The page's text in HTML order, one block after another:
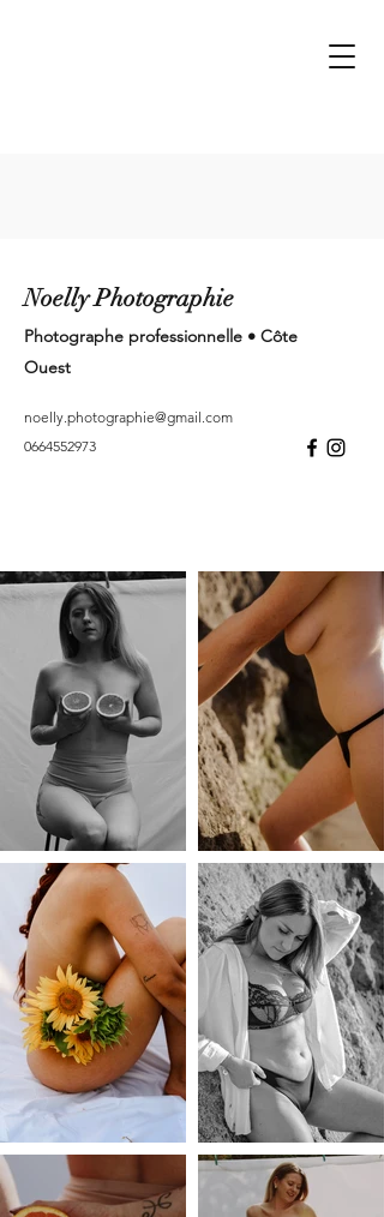
Noelly Photographie
Photographe professionnelle • Côte
Ouest
noelly.photographie@gmail.com
0664552973